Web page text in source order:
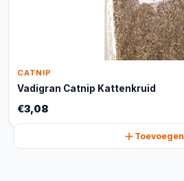
CATNIP
Vadigran Catnip Kattenkruid
€3,08
Toevoegen